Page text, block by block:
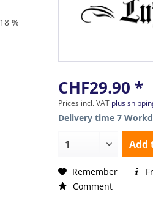
%
CHF29.90 *
Prices incl. VAT plus
Delivery time 7
Add
Remember
Comment